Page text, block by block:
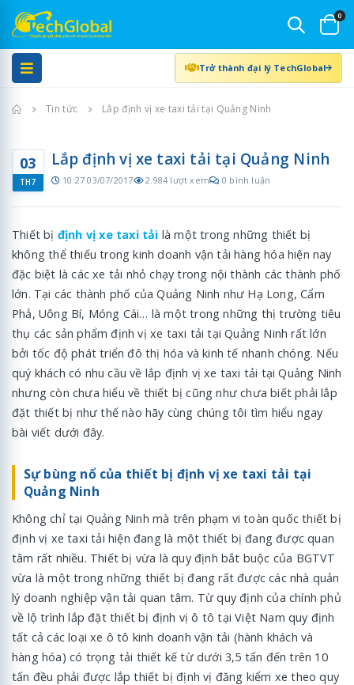
0
Trở thành đại lý TechGlobal
Trang chủ
Tin tức Lắp định vị xe taxi tải tại Quảng Ninh
03
TH7
Lắp định vị xe taxi tải tại Quảng Ninh
10:27 03/07/2017 2.984 lượt xem 0 bình luận
Thiết bị định vị xe taxi tải là một trong những thiết bị
không thể thiếu trong kinh doanh vận tải hàng hóa hiện nay
đặc biệt là các xe tải nhỏ chạy trong nội thành các thành phố
lớn. Tại các thành phố của Quảng Ninh như Hạ Long, Cẩm
Phả, Uông Bí, Móng Cái… là một trong những thị trường tiêu
thụ các sản phẩm định vị xe taxi tải tại Quảng Ninh rất lớn
bởi tốc độ phát triển đô thị hóa và kinh tế nhanh chóng. Nếu
quý khách có nhu cầu về lắp định vị xe taxi tải tại Quảng Ninh
nhưng còn chưa hiểu về thiết bị cũng như chưa biết phải lắp
đặt thiết bị như thế nào hãy cùng chúng tôi tìm hiểu ngay
bài viết dưới đây.
Sự bùng nổ của thiết bị định vị xe taxi tải tại
Quảng Ninh
Không chỉ tại Quảng Ninh mà trên phạm vi toàn quốc thiết bị
định vị xe taxi tải hiện đang là một thiết bị đang được quan
tâm rất nhiều. Thiết bị vừa là quy định bắt buộc của BGTVT
vừa là một trong những thiết bị đang rất được các nhà quản
lý doanh nghiệp vận tải quan tâm. Từ quy định của chính phủ
về lộ trình lắp đặt thiết bị định vị ô tô tại Việt Nam quy định
tất cả các loại xe ô tô kinh doanh vận tải (hành khách và
hàng hóa) có trọng tải thiết kế từ dưới 3,5 tấn đến trên 10
tấn đều phải được lắp thiết bị định vị đăng kiểm xe theo quy